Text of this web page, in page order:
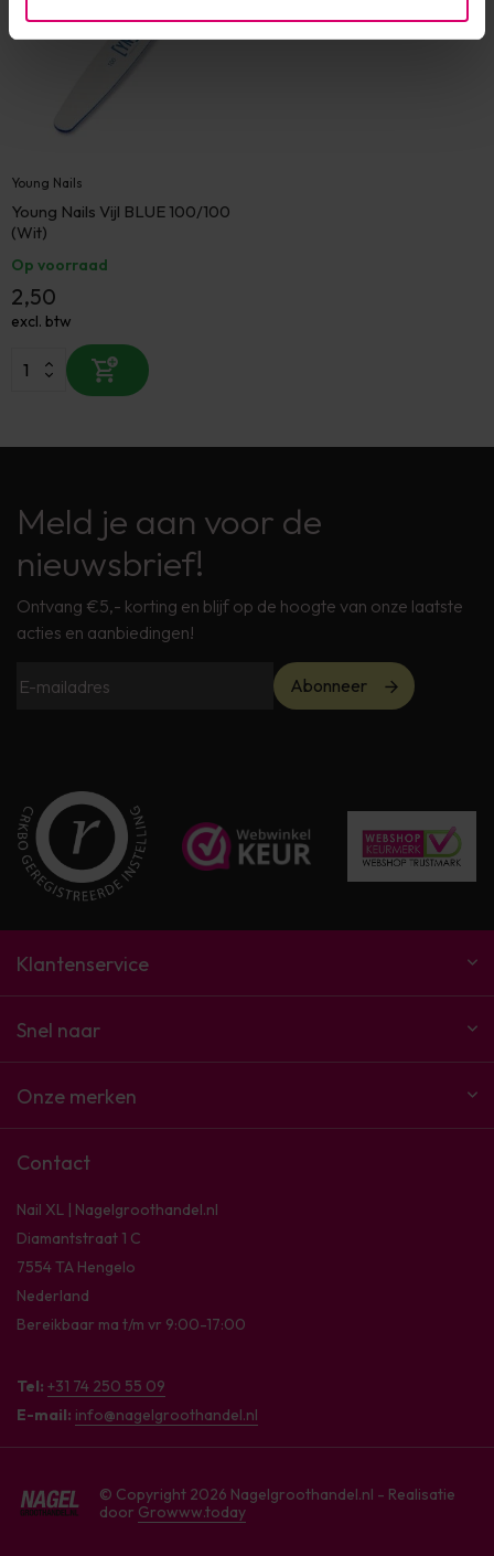
Young Nails
Young Nails Vijl BLUE 100/100
(Wit)
Op voorraad
2,50
excl. btw
Meld je aan voor de
nieuwsbrief!
Ontvang €5,- korting en blijf op de hoogte van onze laatste
acties en aanbiedingen!
Abonneer
Klantenservice
Snel naar
Onze merken
Contact
Nail XL | Nagelgroothandel.nl
Diamantstraat 1 C
7554 TA Hengelo
Nederland
Bereikbaar ma t/m vr 9:00-17:00
Tel: +31 74 250 55 09
E-mail: info@nagelgroothandel.nl
© Copyright 2026 Nagelgroothandel.nl - Realisatie
door Growww.today